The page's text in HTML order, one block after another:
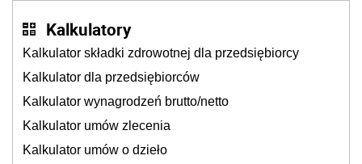
Kalkulatory
Kalkulator składki zdrowotnej dla przedsiębiorcy
Kalkulator dla przedsiębiorców
Kalkulator wynagrodzeń brutto/netto
Kalkulator umów zlecenia
Kalkulator umów o dzieło